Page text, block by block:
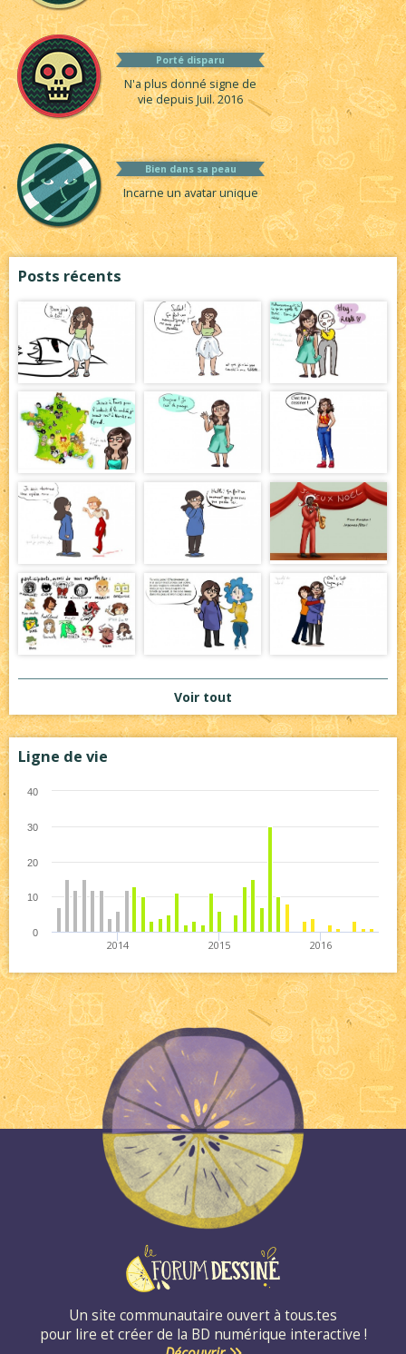
Porté disparu
N'a plus donné signe de
vie depuis Juil. 2016
Bien dans sa peau
Incarne un avatar unique
Posts récents
Voir tout
Ligne de vie
2014 2015 2016
0
10
20
30
40
Un site communautaire ouvert à tous.tes
pour lire et créer de la BD numérique interactive !